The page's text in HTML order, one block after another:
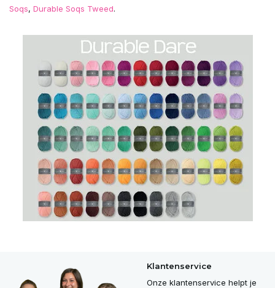
Soqs, Durable Soqs Tweed.
Klantenservice
Onze klantenservice helpt je